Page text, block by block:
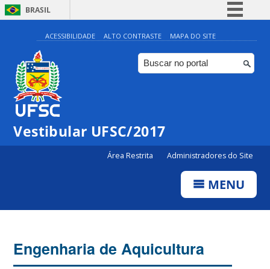
BRASIL
Simplifique!
Comunica BR
Participe
ACESSIBILIDADE ALTO CONTRASTE MAPA DO SITE
Vestibular UFSC/2017
Área Restrita Administradores do Site
MENU
Engenharia de Aquicultura